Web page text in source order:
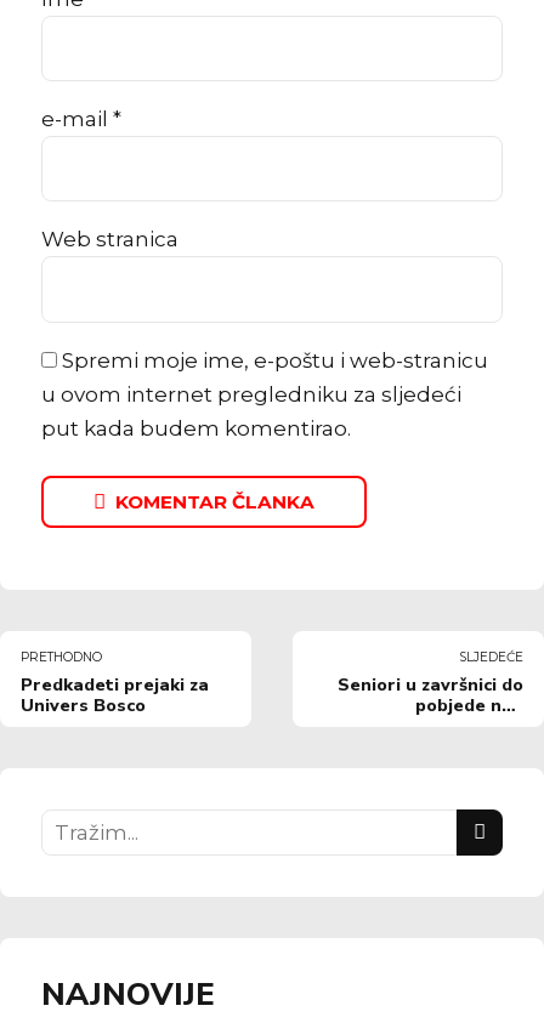
e-mail *
Web stranica
Spremi moje ime, e-poštu i web-stranicu
u ovom internet pregledniku za sljedeći
put kada budem komentirao.
KOMENTAR ČLANKA
PRETHODNO
Predkadeti prejaki za
Univers Bosco
SLJEDEĆE
Seniori u završnici do
pobjede nad
NAJNOVIJE